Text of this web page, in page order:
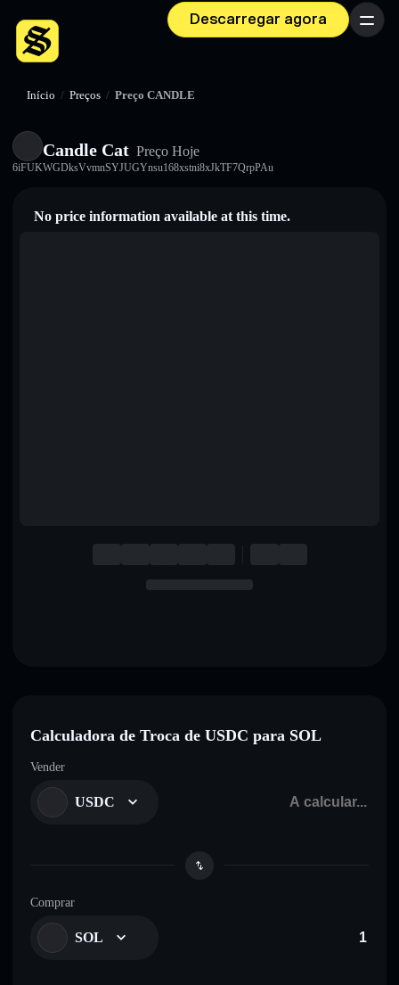
Descarregar agora Menu
Início / Preços / Preço CANDLE
Candle Cat Preço Hoje
6iFUKWGDksVvmnSYJUGYnsu168xstni8xJkTF7QrpPAu
No price information available at this time.
Calculadora de Troca de USDC para SOL
Vender
USDC
Comprar
SOL